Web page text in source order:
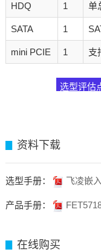
HDQ 1 单
SATA 1
mini PCIE 1 支
选型评估
资料下载
选型手册： 飞凌嵌
产品手册：
在线购买